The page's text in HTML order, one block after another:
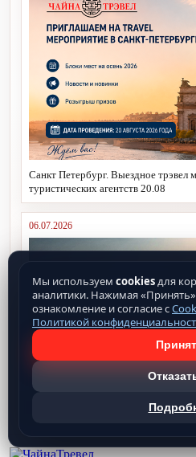
Санкт Петербург. Выездное трэвел
туристических агентств 20.08
06.07.2026
Упрощение оформления Tax Free в
Все
Мы используем cookiesдля
аналитики. Нажимая
ознакомление и согласие с
Политикой